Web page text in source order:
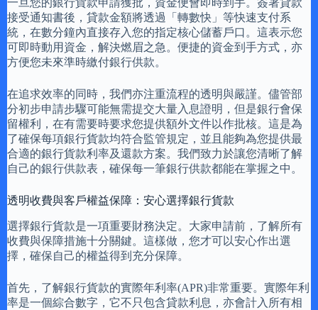
接受通知書後，貸款金額將透過「轉數快」等快速支付系
統，在數分鐘內直接存入您的指定核心儲蓄戶口。這表示您
可即時動用資金，解決燃眉之急。便捷的資金到手方式，亦
方便您未來準時繳付銀行供款。
在追求效率的同時，我們亦注重流程的透明與嚴謹。儘管部
分初步申請步驟可能無需提交大量入息證明，但是銀行會保
留權利，在有需要時要求您提供額外文件以作批核。這是為
了確保每項銀行貨款均符合監管規定，並且能夠為您提供最
合適的銀行貨款利率及還款方案。我們致力於讓您清晰了解
自己的銀行供款表，確保每一筆銀行供款都能在掌握之中。
透明收費與客戶權益保障：安心選擇銀行貨款
選擇銀行貨款是一項重要財務決定。大家申請前，了解所有
收費與保障措施十分關鍵。這樣做，您才可以安心作出選
擇，確保自己的權益得到充分保障。
首先，了解銀行貨款的實際年利率(APR)非常重要。實際年利
率是一個綜合數字，它不只包含貸款利息，亦會計入所有相